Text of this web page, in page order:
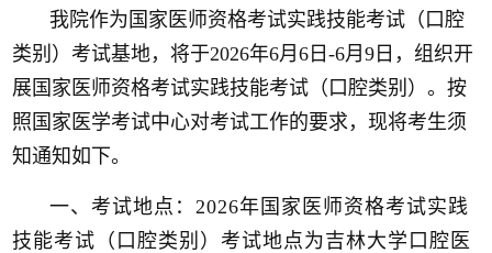
我院作为国家医师资格考试实践技能考试（口腔
类别）考试基地，将于2026年6月6日-6月9日，组织开
展国家医师资格考试实践技能考试（口腔类别）。按
照国家医学考试中心对考试工作的要求，现将考生须
知通知如下。
一、考试地点：2026年国家医师资格考试实践
技能考试（口腔类别）考试地点为吉林大学口腔医